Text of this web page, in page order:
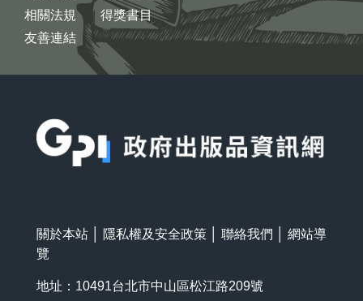
相關法規
友善連結
得獎書目
關於本站 隱私權及安全政策 聯絡我們
網站導
覽
地址：10491台北市中山區松江路209號